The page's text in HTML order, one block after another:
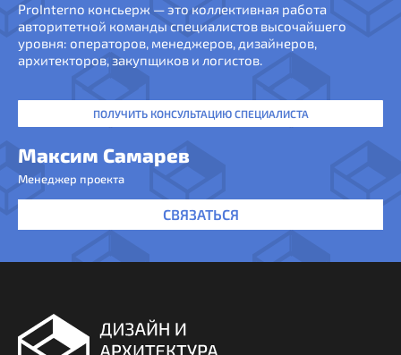
ProInterno консьерж — это коллективная работа
авторитетной команды специалистов высочайшего
уровня: операторов, менеджеров, дизайнеров,
архитекторов, закупщиков и логистов.
ПОЛУЧИТЬ КОНСУЛЬТАЦИЮ СПЕЦИАЛИСТА
Максим Самарев
Менеджер проекта
СВЯЗАТЬСЯ